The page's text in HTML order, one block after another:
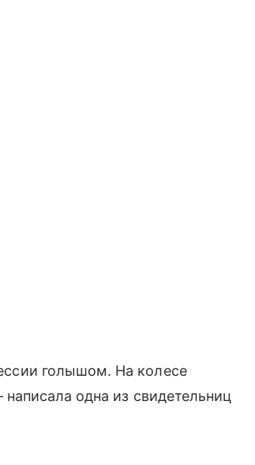
голышом. На колесе
одна из свидетельниц